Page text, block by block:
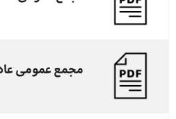
مجمع عمومی عادی